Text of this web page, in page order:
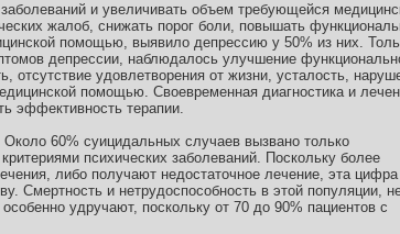
и увеличивать объем требующейся
жалоб, снижать порог боли, повышать
помощью, выявило депрессию у 50% из них.
депрессии, наблюдалось улучшение
отсутствие удовлетворения от жизни, усталость,
помощью. Своевременная диагностика и
эффективность терапии.
60% суицидальных случаев вызвано только
психических заболеваний. Поскольку более
либо получают недостаточное лечение, эта цифра
Смертность и нетрудоспособность в этой популяции,
удручают, поскольку от 70 до 90% пациентов с